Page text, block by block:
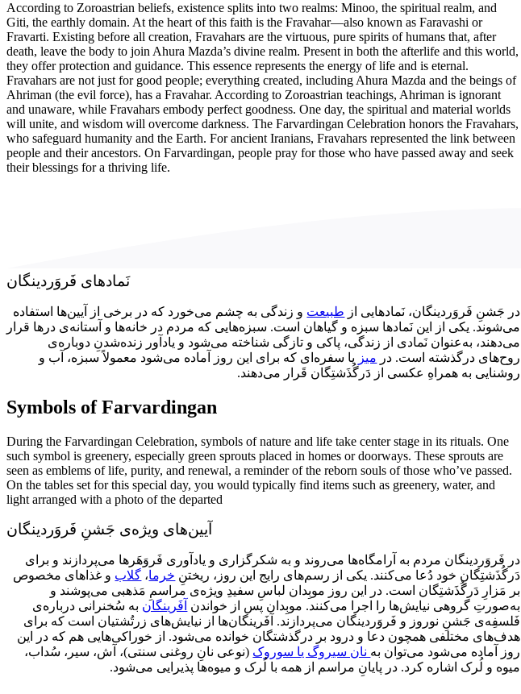
According to Zoroastrian beliefs, existence splits into two realms: Minoo, the spiritual realm, and
Giti, the earthly domain. At the heart of this faith is the Fravahar—also known as Faravashi or
Fravarti. Existing before all creation, Fravahars are the virtuous, pure spirits of humans that, after
death, leave the body to join Ahura Mazda’s divine realm. Present in both the afterlife and this world,
they offer protection and guidance. This essence represents the energy of life and is eternal.
Fravahars are not just for good people; everything created, including Ahura Mazda and the beings of
Ahriman (the evil force), has a Fravahar. According to Zoroastrian teachings, Ahriman is ignorant
and unaware, while Fravahars embody perfect goodness. One day, the spiritual and material worlds
will unite, and wisdom will overcome darkness. The Farvardingan Celebration honors the Fravahars,
who safeguard humanity and the Earth. For ancient Iranians, Fravahars represented the link between
people and their ancestors. On Farvardingan, people pray for those who have passed away and seek
their blessings for a thriving life.
نَمادهای فَروَردینگان
در جَشنِ فَروَردینگان، نَمادهایی از طبیعت و زندگی به چشم می‌خورد که در برخی از آیین‌ها استفاده
می‌شوند. یکی از این نَمادها سبزه و گیاهان است. سبزه‌هایی که مردم در خانه‌ها و آستانه‌ی درها قرار
می‌دهند، به‌عنوان نَمادی از زندگی، پاکی و تازگی شناخته می‌شود و یادآور زنده‌شدنِ دوباره‌ی
روح‌های درگذشته است. در میز یا سفره‌ای که برای این روز آماده می‌شود معمولاً سبزه، آب و
روشنایی به همراهِ عکسی از دَرگُذَشتِگان قَرار می‌دهند.
Symbols of Farvardingan
During the Farvardingan Celebration, symbols of nature and life take center stage in its rituals. One
such symbol is greenery, especially green sprouts placed in homes or doorways. These sprouts are
seen as emblems of life, purity, and renewal, a reminder of the reborn souls of those who’ve passed.
On the tables set for this special day, you would typically find items such as greenery, water, and
light arranged with a photo of the departed
آیین‌های ویژه‌ی جَشنِ فَروَردینگان
در فَروَردینگان مردم به آرامگاه‌ها می‌روند و به شکرگزاری و یادآوری فَروَهَرها می‌پردازند و برای
دَرگُذَشتِگانِ خود دُعا می‌کنند. یکی از رسم‌های رایج این روز، ریختنِ خرما، گلاب و غذاهای مخصوص
بر مَزارِ دَرگُذَشتِگان است. در این روز موبِدان لباسِ سفیدِ ویژه‌ی مراسمِ مَذهبی می‌پوشند و
به‌صورتِ گروهی نیایش‌ها را اجرا می‌کنند. موبِدان پس از خواندن آفَرینگان به سُخنرانی درباره‌ی
فَلسفِه‌ی جَشنِ نوروز و فَروَردینگان می‌پردازند. آفَرینگان‌ها از نیایش‌های زرتُشتیان است که برای
هدف‌های مختلفی همچون دعا و درود بر درگذشتگان خوانده می‌شود. از خوراکی‌هایی هم که در این
روز آماده می‌شود می‌توان به نان سیروگ یا سوروک (نوعی نانِ روغنی سنتی)، آش، سیر، سُداب،
میوه و لُرک اشاره کرد. در پایانِ مراسم از همه با لُرک و میوه‌ها پذیرایی می‌شود.